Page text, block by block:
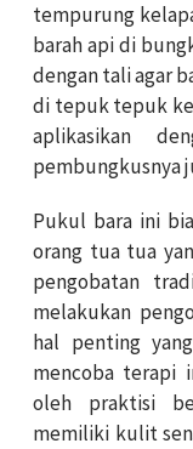
tempurung
barah api di
dengan tali agar
di tepuk tepuk
aplikasikan
pembungkusnya
Pukul bara ini
orang tua tua
pengobatan
melakukan
hal penting
mencoba terapi
oleh praktisi
memiliki kulit